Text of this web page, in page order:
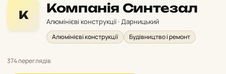
К Компанія Синтезал
Алюмінієві конструкції · Дарницький
Алюмінієві конструкції Будівництво і ремонт
374 переглядів